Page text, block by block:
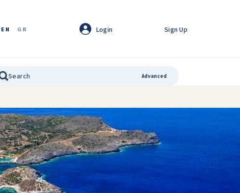
EN GR Login Sign Up
Advanced